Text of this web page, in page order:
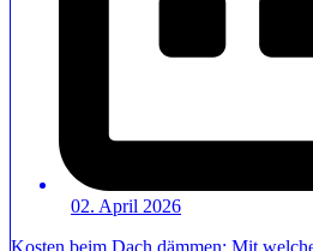
02. April 2026